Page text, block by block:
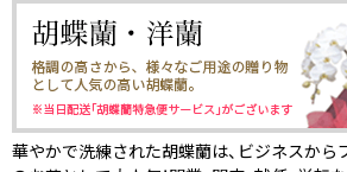
華やかで洗練された胡蝶蘭は、ビジネスか